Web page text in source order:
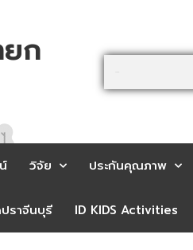
ก
Search
วิจัย ประกันคุณภาพ
ราจีนบุรี ID KIDS Activities